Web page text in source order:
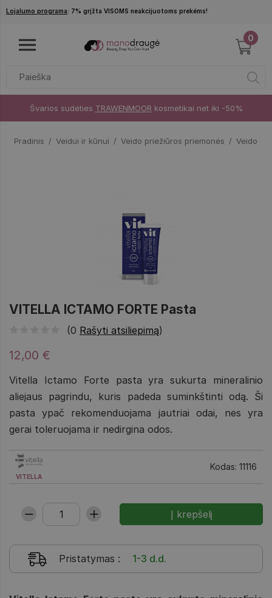
Pereiti į pagrindinį turinį
Lojalumo programa: 7% grįžta VISOMS neakcijuotoms prekėms!
0
Švarios sudėties TRAWENMOOR kosmetikai net iki -50%
Pradinis Veidui ir kūnui Veido priežiūros priemonės Veido
VITELLA ICTAMO FORTE Pasta
(0 Rašyti atsiliepimą)
12,00 €
Vitella Ictamo Forte pasta yra sukurta mineralinio
aliejaus pagrindu, kuris padeda suminkštinti odą. Ši
pasta ypač rekomenduojama jautriai odai, nes yra
gerai toleruojama ir nedirgina odos.
VITELLA
Kodas: 11116
Pristatymas : 1-3 d.d.